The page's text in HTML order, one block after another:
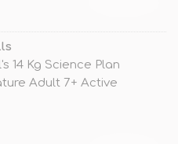
14 Kg Science Plan
Adult 7+ Active